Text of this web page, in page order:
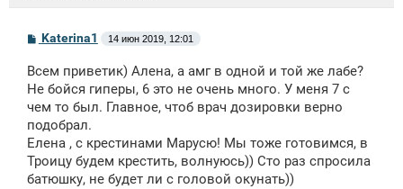
С
б
щ
н
и
Katerina1 14 июн 2019, 12:01
Всем приветик) Алена, а амг в одной и той же лабе?
Не бойся гиперы, 6 это не очень много. У меня 7 с
чем то был. Главное, чтоб врач дозировки верно
подобрал.
Елена , с крестинами Марусю! Мы тоже готовимся, в
Троицу будем крестить, волнуюсь)) Сто раз спросила
батюшку, не будет ли с головой окунать))